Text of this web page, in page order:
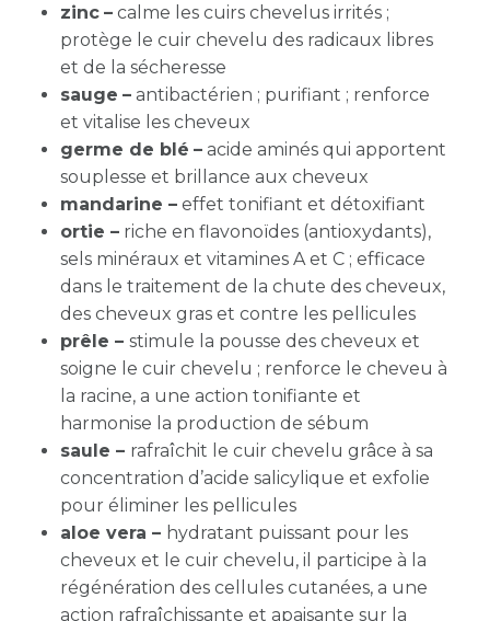
zinc – calme les cuirs chevelus irrités ;
protège le cuir chevelu des radicaux libres
et de la sécheresse
sauge – antibactérien ; purifiant ; renforce
et vitalise les cheveux
germe de blé – acide aminés qui apportent
souplesse et brillance aux cheveux
mandarine – effet tonifiant et détoxifiant
ortie – riche en flavonoïdes (antioxydants),
sels minéraux et vitamines A et C ; efficace
dans le traitement de la chute des cheveux,
des cheveux gras et contre les pellicules
prêle – stimule la pousse des cheveux et
soigne le cuir chevelu ; renforce le cheveu à
la racine, a une action tonifiante et
harmonise la production de sébum
saule – rafraîchit le cuir chevelu grâce à sa
concentration d’acide salicylique et exfolie
pour éliminer les pellicules
aloe vera – hydratant puissant pour les
cheveux et le cuir chevelu, il participe à la
régénération des cellules cutanées, a une
action rafraîchissante et apaisante sur la